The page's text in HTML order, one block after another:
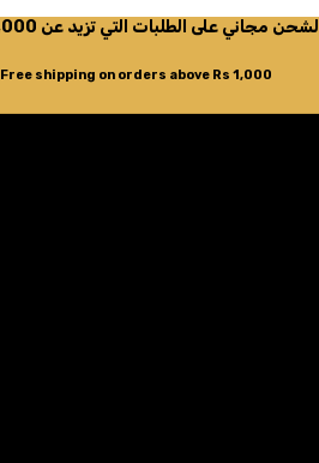
الشحن مجاني على الطلبات التي تزيد عن 1,000 روبية
Free shipping on orders above Rs 1,000